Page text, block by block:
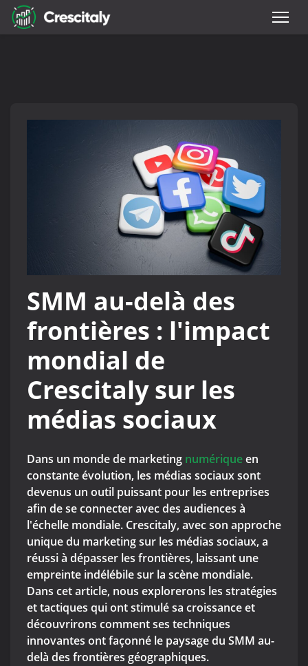
SMM au-delà des
frontières : l'impact
mondial de
Crescitaly sur les
médias sociaux
Dans un monde de marketing numériqueen
constante évolution, les médias sociaux sont
devenus un outil puissant pour les entreprises
afin de se connecter avec des audiences à
l'échelle mondiale. Crescitaly, avec son approche
unique du marketing sur les médias sociaux, a
réussi à dépasser les frontières, laissant une
empreinte indélébile sur la scène mondiale.
Dans cet article, nous explorerons les stratégies
et tactiques qui ont stimulé sa croissance et
découvrirons comment ses techniques
innovantes ont façonné le paysage du SMM au-
delà des frontières géographiques.